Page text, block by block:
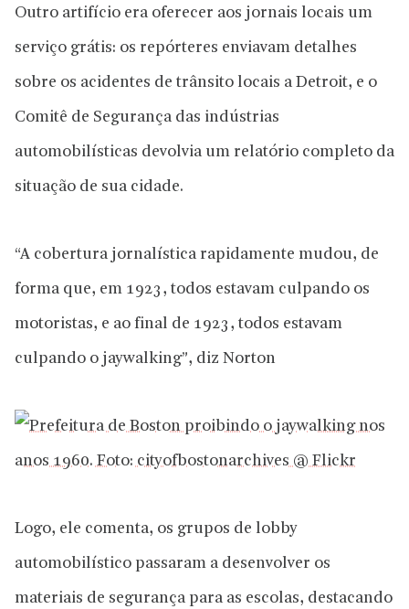
Outro artifício era oferecer aos jornais locais um
serviço grátis: os repórteres enviavam detalhes
sobre os acidentes de trânsito locais a Detroit, e o
Comitê de Segurança das indústrias
automobilísticas devolvia um relatório completo da
situação de sua cidade.
“A cobertura jornalística rapidamente mudou, de
forma que, em 1923, todos estavam culpando os
motoristas, e ao final de 1923, todos estavam
culpando o jaywalking”, diz Norton
Logo, ele comenta, os grupos de lobby
automobilístico passaram a desenvolver os
materiais de segurança para as escolas, destacando